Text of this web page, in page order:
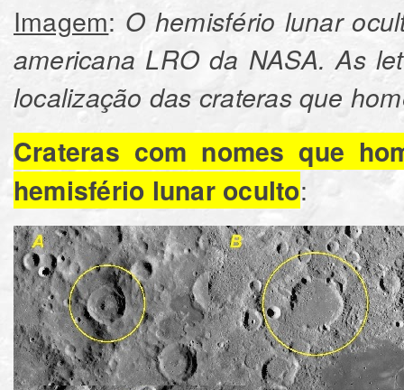
Imagem: O hemisfério lunar
americana LRO da NASA. As
localização das crateras que
Crateras com nomes que
hemisfério lunar oculto: